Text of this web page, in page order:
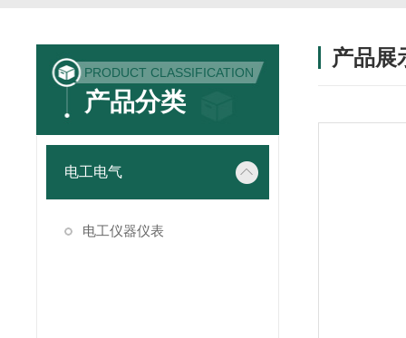
PRODUCT CLASSIFICATION
产品分类
电工电气
电工仪器仪表
产品展